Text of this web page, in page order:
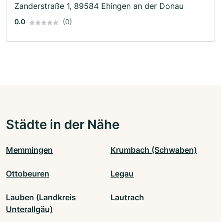
Zanderstraße 1, 89584 Ehingen an der Donau
0.0 (0)
Städte in der Nähe
Memmingen Krumbach (Schwaben)
Ottobeuren Legau
Lauben (Landkreis
Unterallgäu)
Lautrach